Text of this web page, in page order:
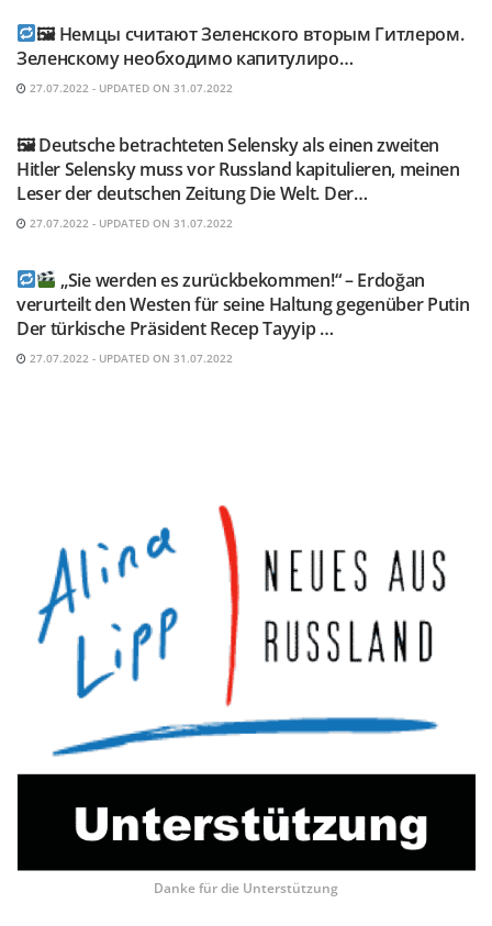
🖼 Немцы считают Зеленского вторым Гитлером.
Зеленскому необходимо капитулиро…
27.07.2022 - UPDATED ON 31.07.2022
🖼 Deutsche betrachteten Selensky als einen zweiten
Hitler Selensky muss vor Russland kapitulieren, meinen
Leser der deutschen Zeitung Die Welt. Der…
27.07.2022 - UPDATED ON 31.07.2022
„Sie werden es zurückbekommen!“ – Erdoğan
verurteilt den Westen für seine Haltung gegenüber Putin
Der türkische Präsident Recep Tayyip …
27.07.2022 - UPDATED ON 31.07.2022
Danke für die Unterstützung